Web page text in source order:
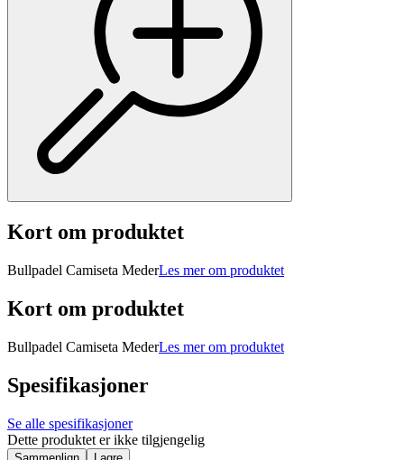
Kort om produktet
Bullpadel Camiseta MederLes mer om produktet
Kort om produktet
Bullpadel Camiseta MederLes mer om produktet
Spesifikasjoner
Se alle spesifikasjoner
Dette produktet er ikke tilgjengelig